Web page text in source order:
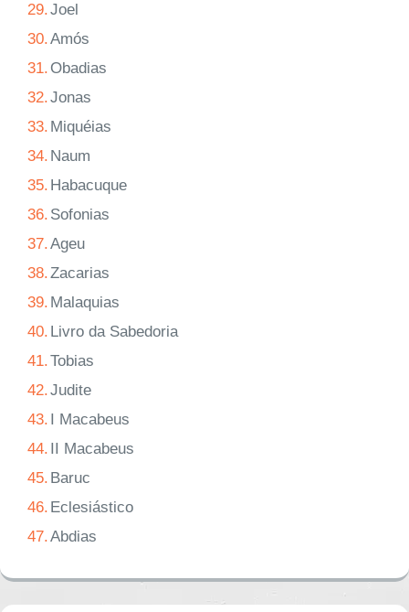
29.Joel
30.Amós
31. Obadias
32.Jonas
33. Miquéias
34. Naum
35. Habacuque
36. Sofonias
37.Ageu
38.Zacarias
39. Malaquias
40. Livro da Sabedoria
41.Tobias
42.Judite
43. I Macabeus
44. II Macabeus
45. Baruc
46. Eclesiástico
47.Abdias